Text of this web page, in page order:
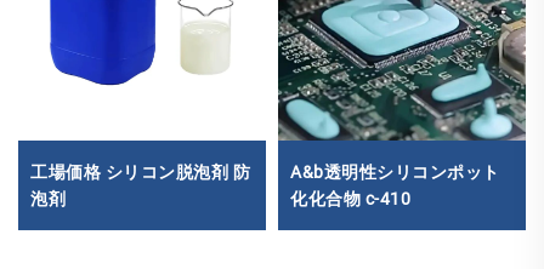
工場価格 シリコン脱泡剤 防
泡剤
A&b透明性シリコンポット
化化合物 c-410